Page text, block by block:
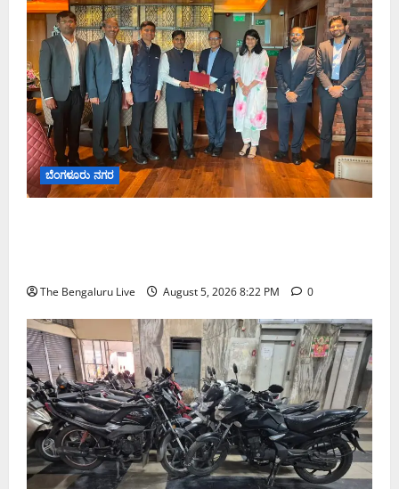
ಬೆಂಗಳೂರು ನಗರ
The Bengaluru Live August 5, 2026 8:22 PM 0